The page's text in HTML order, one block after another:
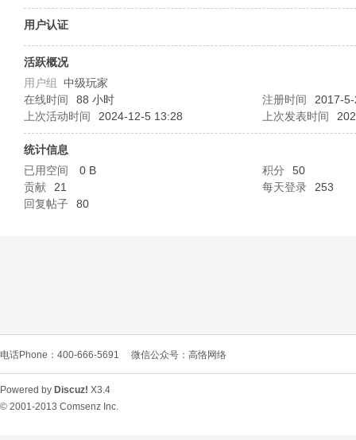
L
用户认证
活跃概况
用户组 中级玩家
在线时间
88 小时 注册时间
2017-
上次活动时间
2024-12-5 13:28 上次发表时间
统计信息
已用空间
0 B 积分
50
贡献
21 每天登录
253
回复帖子
80
电话Phone：400-666-5691 微信公众号：高恪网络
Powered by Discuz! X3.4
© 2001-2013 Comsenz Inc.